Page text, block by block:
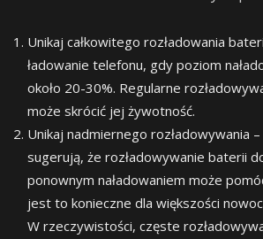
Unikaj całkowitego rozładowania
ładowanie telefonu, gdy poziom
około 20-30%. Regularne
może skrócić jej żywotność.
Unikaj nadmiernego rozładowywania
sugerują, że rozładowywanie baterii
ponownym naładowaniem może
jest to konieczne dla większości
W rzeczywistości, częste